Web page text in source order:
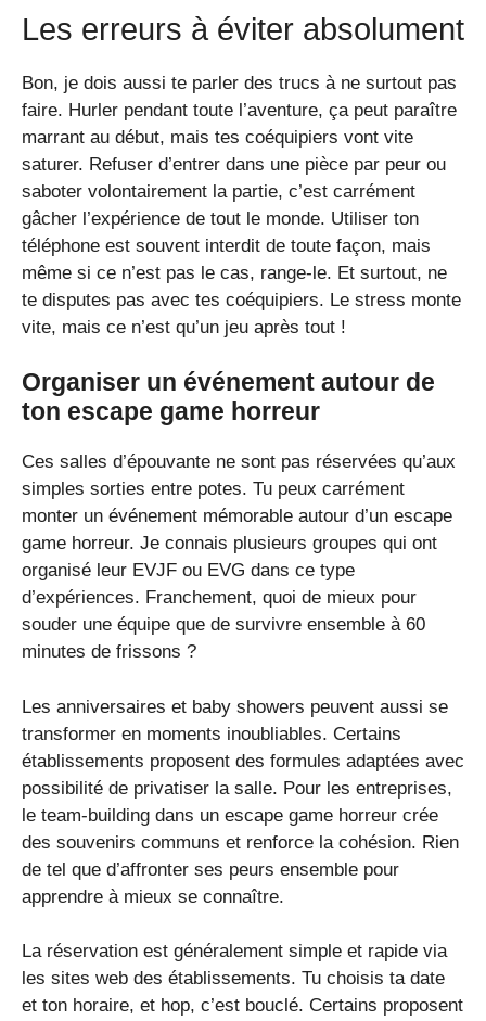
Les erreurs à éviter absolument
Bon, je dois aussi te parler des trucs à ne surtout pas
faire. Hurler pendant toute l’aventure, ça peut paraître
marrant au début, mais tes coéquipiers vont vite
saturer. Refuser d’entrer dans une pièce par peur ou
saboter volontairement la partie, c’est carrément
gâcher l’expérience de tout le monde. Utiliser ton
téléphone est souvent interdit de toute façon, mais
même si ce n’est pas le cas, range-le. Et surtout, ne
te disputes pas avec tes coéquipiers. Le stress monte
vite, mais ce n’est qu’un jeu après tout !
Organiser un événement autour de
ton escape game horreur
Ces salles d’épouvante ne sont pas réservées qu’aux
simples sorties entre potes. Tu peux carrément
monter un événement mémorable autour d’un escape
game horreur. Je connais plusieurs groupes qui ont
organisé leur EVJF ou EVG dans ce type
d’expériences. Franchement, quoi de mieux pour
souder une équipe que de survivre ensemble à 60
minutes de frissons ?
Les anniversaires et baby showers peuvent aussi se
transformer en moments inoubliables. Certains
établissements proposent des formules adaptées avec
possibilité de privatiser la salle. Pour les entreprises,
le team-building dans un escape game horreur crée
des souvenirs communs et renforce la cohésion. Rien
de tel que d’affronter ses peurs ensemble pour
apprendre à mieux se connaître.
La réservation est généralement simple et rapide via
les sites web des établissements. Tu choisis ta date
et ton horaire, et hop, c’est bouclé. Certains proposent